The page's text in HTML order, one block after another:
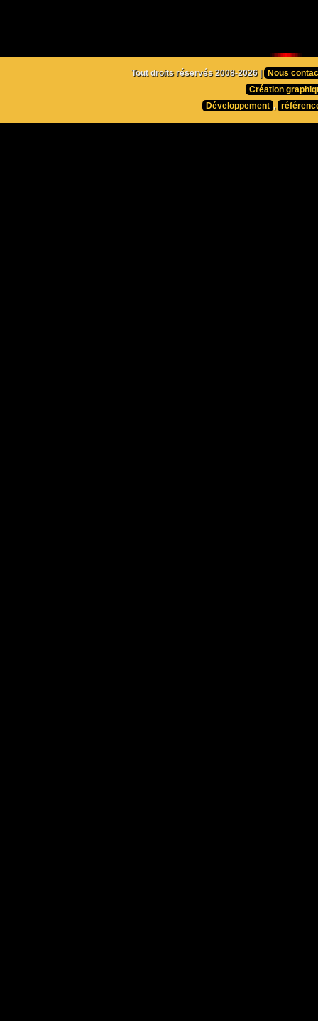
Tout droits réservés 2008-2026 | Nous
Création
Développement ,